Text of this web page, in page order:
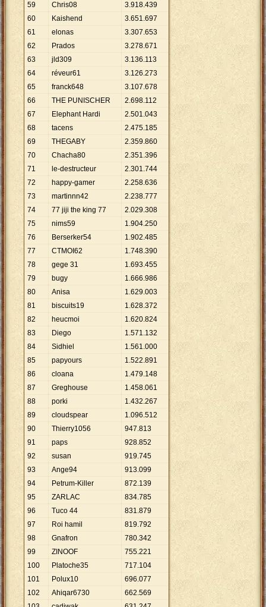
59 Chris08 3.918.439
60
Kaishend 3.651.697
61
elonas 3.307.653
62
Prados 3.278.671
63
jld309 3.136.113
64
réveur61 3.126.273
65
franck648 3.107.678
66
THE PUNISCHER 2.698.112
67
Elephant Hardi 2.501.043
68
tacens 2.475.185
69
THEGABY 2.359.860
70
Chacha80 2.351.396
71
le-destructeur 2.301.744
72
happy-gamer 2.258.636
73
martinnn42 2.238.777
74
77 jiji the king 77 2.029.308
75
nims59 1.904.250
76
Berserker54 1.902.485
77
CTMOI62 1.748.390
78
gege 31 1.693.455
79
bugy 1.666.986
80
Anisa 1.629.003
81
biscuits19 1.628.372
82
heucmoi 1.620.824
83
Diego 1.571.132
84
Sidhiel 1.561.000
85
papyours 1.522.891
86
cloana 1.479.148
87
Greghouse 1.458.061
88
porki 1.432.267
89
cloudspear 1.096.512
90
Thierry1056 947.813
91
paps 928.852
92
susan 919.745
93
Ange94 913.099
94
Petrum-Killer 872.139
95
ZARLAC 834.785
96
Tuco 44 831.879
97
Roi hamil 819.792
98
Gnafron 780.342
99
ZINOOF 755.221
100
Platoche35 717.104
101
Polux10 696.077
102
Ahiqar6730 662.569